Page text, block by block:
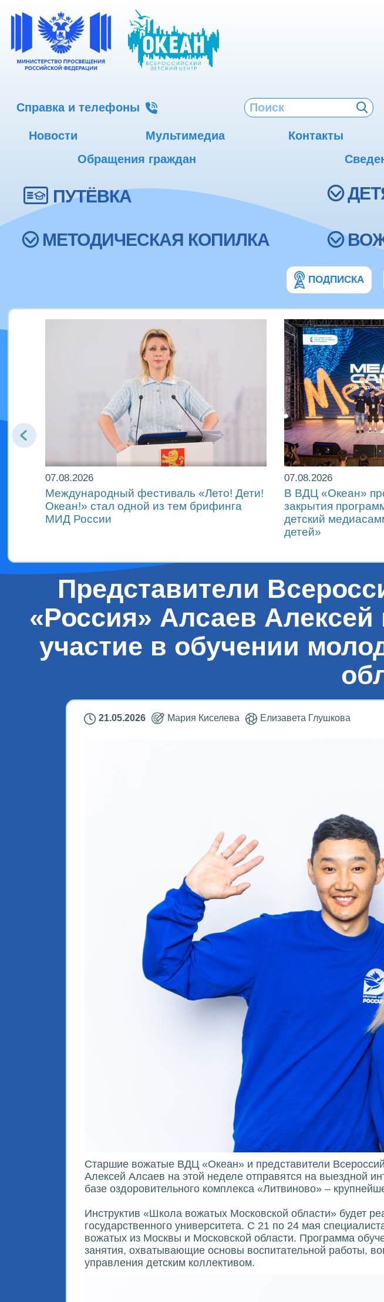
Справка и телефоны
Новости Мультимедиа Контакты
Обращения граждан
ПУТЁВКА
МЕТОДИЧЕСКАЯ КОПИЛКА
ПОДПИСКА
07.08.2026
Международный фестиваль «Лето! Дети!
Океан!» стал одной из тем брифинга
МИД России
07.08.2026
В ВДЦ «Океан»
закрытия
детский
детей»
Представители
«Россия» Алсаев
участие в обучении
21.05.2026 Мария Киселева Елизавета Глушкова
Старшие вожатые ВДЦ «Океан» и представители
Алексей Алсаев на этой неделе отправятся на выездной
базе оздоровительного комплекса «Литвиново» –
Инструктив «Школа вожатых Московской области» будет
государственного университета. С 21 по 24 мая
вожатых из Москвы и Московской области. Программа
занятия, охватывающие основы воспитательной работы,
управления детским коллективом.